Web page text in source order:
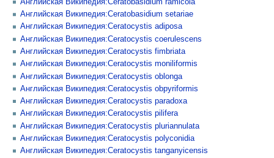
Английская Википедия:Ceratobasidium ramicola
Английская Википедия:Ceratobasidium setariae
Английская Википедия:Ceratocystis adiposa
Английская Википедия:Ceratocystis coerulescens
Английская Википедия:Ceratocystis fimbriata
Английская Википедия:Ceratocystis moniliformis
Английская Википедия:Ceratocystis oblonga
Английская Википедия:Ceratocystis obpyriformis
Английская Википедия:Ceratocystis paradoxa
Английская Википедия:Ceratocystis pilifera
Английская Википедия:Ceratocystis pluriannulata
Английская Википедия:Ceratocystis polyconidia
Английская Википедия:Ceratocystis tanganyicensis